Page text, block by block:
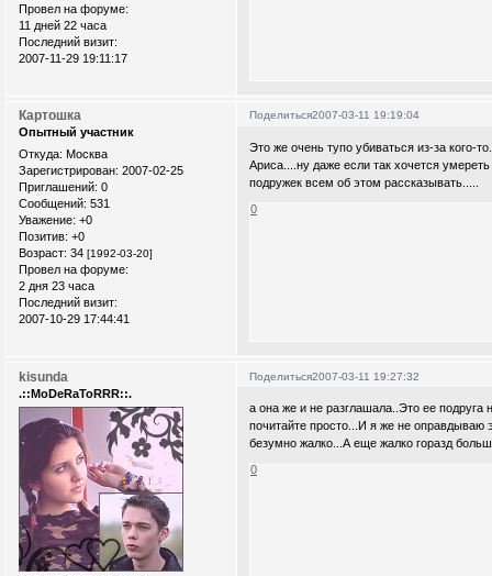
Провел на форуме:
11 дней 22 часа
Последний визит:
2007-11-29 19:11:17
Поделиться2007-03-11 19:19:04
Картошка
Опытный участник
Откуда: Москва
Зарегистрирован: 2007-02-25
Приглашений: 0
Сообщений: 531
Уважение: +0
Позитив: +0
Возраст: 34 [1992-03-20]
Провел на форуме:
2 дня 23 часа
Последний визит:
2007-10-29 17:44:41
Это же очень тупо убиваться из-за кого-
Ариса....ну даже если так хочется
подружек всем об этом рассказывать.....
0
Поделиться2007-03-11 19:27:32
kisunda
.::MoDeRaToRRR::.
а она же и не разглашала..Это ее подруга
почитайте просто...И я же не оправдываю
безумно жалко...А еще жалко горазд
0